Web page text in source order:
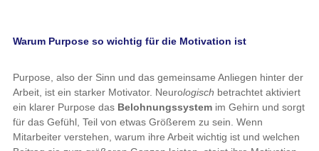
Warum Purpose so wichtig für die Motivation ist
Purpose, also der Sinn und das gemeinsame Anliegen hinter der
Arbeit, ist ein starker Motivator. Neurologisch betrachtet aktiviert
ein klarer Purpose das Belohnungssystemim Gehirn und sorgt
für das Gefühl, Teil von etwas Größerem zu sein. Wenn
Mitarbeiter verstehen, warum ihre Arbeit wichtig ist und welchen